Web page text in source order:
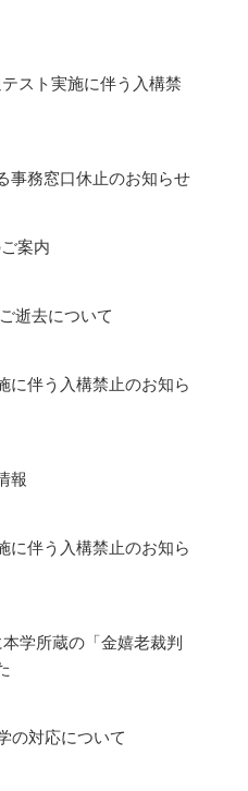
スト実施に伴う入構禁
事務窓口休止のお知らせ
案内
逝去について
に伴う入構禁止のお知ら
報
に伴う入構禁止のお知ら
学所蔵の「金嬉老裁判
の対応について